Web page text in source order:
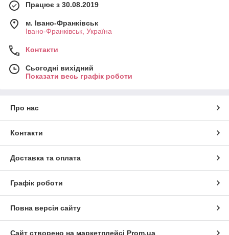
Працює з 30.08.2019
м. Івано-Франківськ
Івано-Франківськ, Україна
Контакти
Сьогодні вихідний
Показати весь графік роботи
Про нас
Контакти
Доставка та оплата
Графік роботи
Повна версія сайту
Сайт створено на маркетплейсі Prom.ua